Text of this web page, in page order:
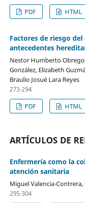
PDF
HTML
Factores de riesgo
antecedentes
Nestor Humberto
González, Elizabeth
Braulio Josué Lara Reyes
273-294
PDF
HTML
ARTÍCULOS DE
Enfermería como la
atención sanitaria
Miguel Valencia-Contrera,
295-304